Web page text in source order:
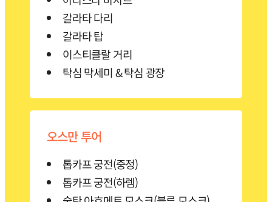
갈라타 다리
갈라타 탑
이스티클랄 거리
탁심 막세미 & 탁심 광장
오스만 투어
톱카프 궁전(중정)
톱카프 궁전(하렘)